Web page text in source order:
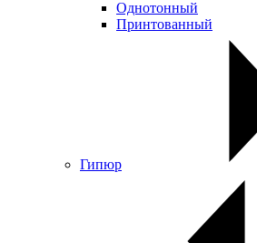
Однотонный
Принтованный
Гипюр